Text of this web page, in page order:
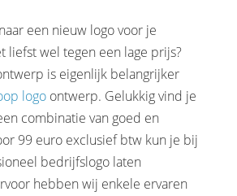
een nieuw logo voor je
liefst wel tegen een lage prijs?
is eigenlijk belangrijker
logoontwerp. Gelukkig vind je
combinatie van goed en
99 euro exclusief btw kun je bij
bedrijfslogo laten
hebben wij enkele ervaren